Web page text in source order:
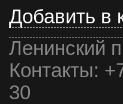
Добавить в
Ленинский
Контакты:
30